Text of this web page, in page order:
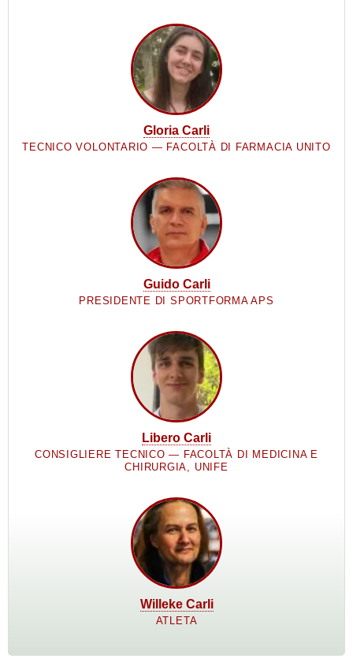
Gloria Carli
TECNICO VOLONTARIO — FACOLTÀ DI FARMACIA UNITO
Guido Carli
PRESIDENTE DI SPORTFORMA APS
Libero Carli
CONSIGLIERE TECNICO — FACOLTÀ DI MEDICINA E
CHIRURGIA, UNIFE
Willeke Carli
ATLETA